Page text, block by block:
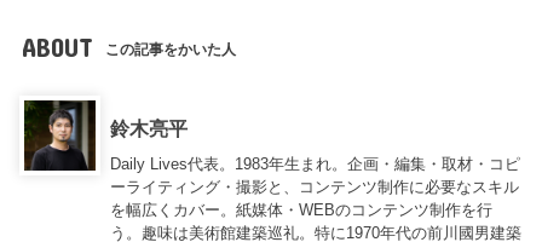
ABOUT この記事をかいた人
鈴木亮平
Daily Lives代表。1983年生まれ。企画・編集・取材・コピ
ーライティング・撮影と、コンテンツ制作に必要なスキル
を幅広くカバー。紙媒体・WEBのコンテンツ制作を行
う。趣味は美術館建築巡礼。特に1970年代の前川國男建築